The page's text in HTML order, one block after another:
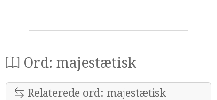
Ord: majestætisk
Relaterede ord: majestætisk